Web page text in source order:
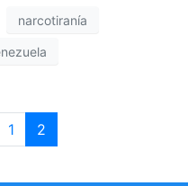
narcotiranía
1 2